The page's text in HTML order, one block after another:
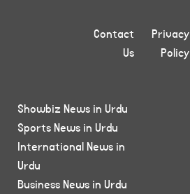
Privacy
Policy
Contact
Us
Showbiz News in Urdu
Sports News in Urdu
International News in
Urdu
Business News in Urdu